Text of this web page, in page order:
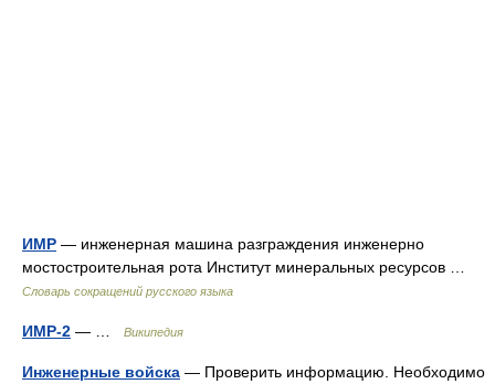
ИМР — инженерная машина разграждения инженерно
мостостроительная рота Институт минеральных ресурсов …
Словарь сокращений русского языка
ИМР-2 — … Википедия
Инженерные войска — Проверить информацию. Необходимо